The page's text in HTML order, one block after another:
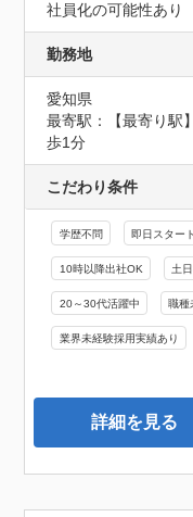
社員化の可能性あり
勤務地
愛知県
最寄駅：【最寄り駅
歩1分
こだわり条件
学歴不問 即日スタート
10時以降出社OK 土
20～30代活躍中 職種
業界未経験採用実績あり
詳細を見る